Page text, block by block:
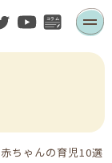
ちゃんの育児10選